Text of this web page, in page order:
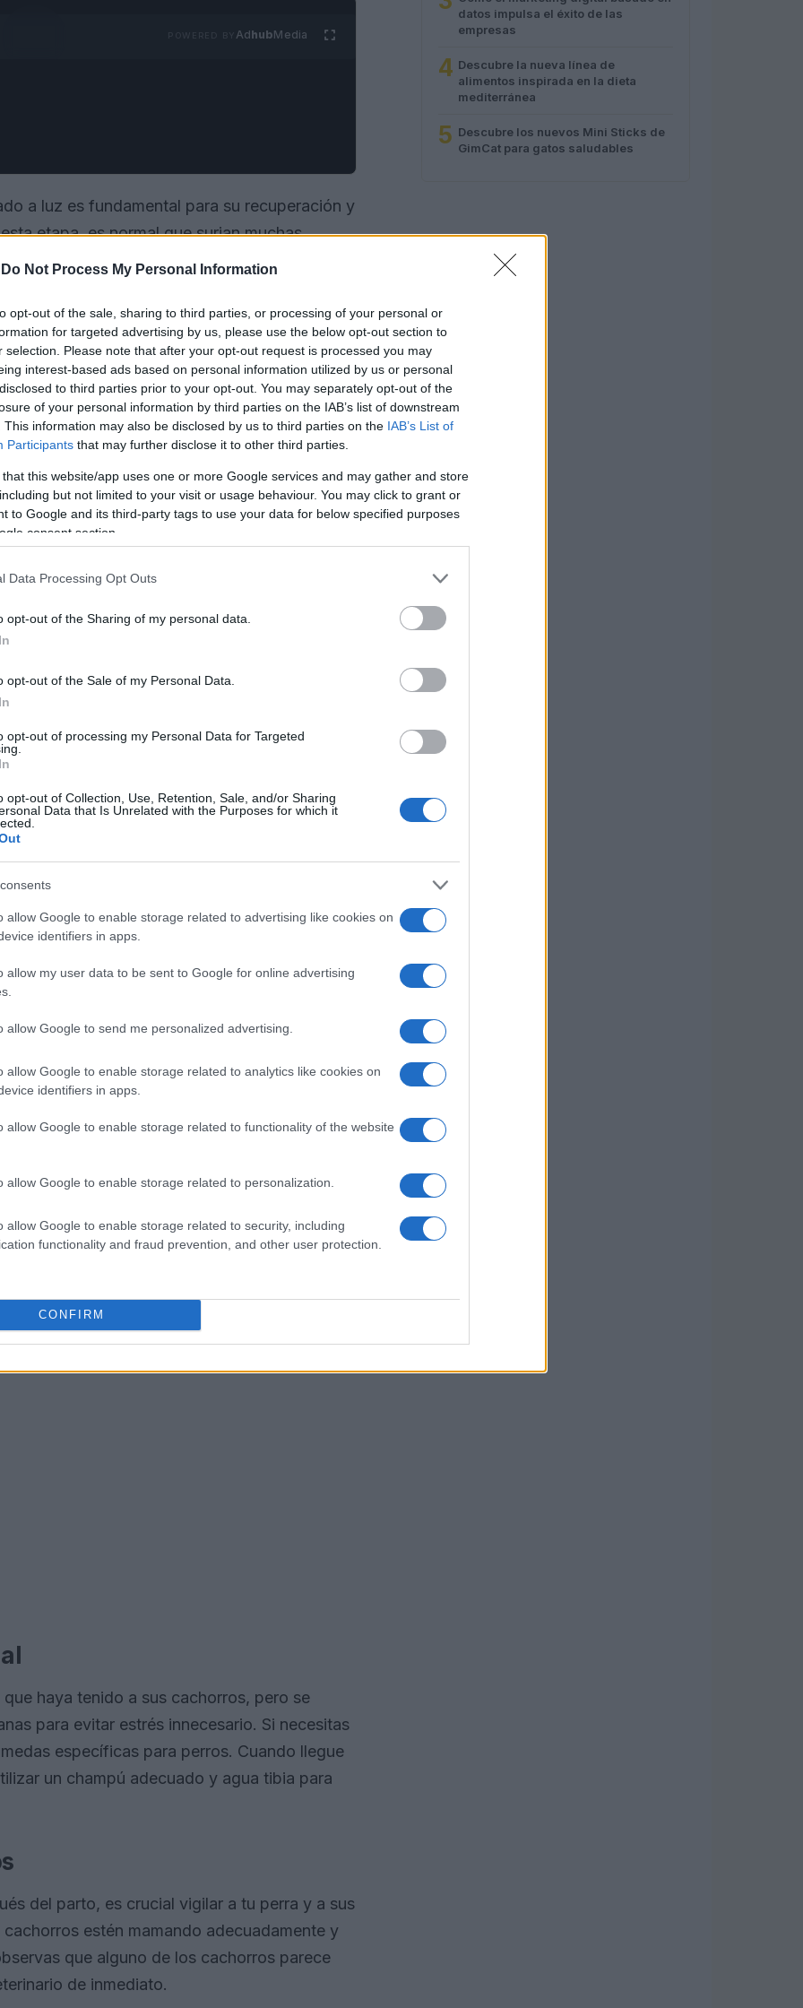
Do Not Process My Personal Information
opt-out of the sale, sharing to third parties, or processing of your personal or
for targeted advertising by us, please use the below opt-out section to
selection. Please note that after your opt-out request is processed you may
interest-based ads based on personal information utilized by us or personal
to third parties prior to your opt-out. You may separately opt-out of the
of your personal information by third parties on the IAB’s list of downstream
This information may also be disclosed by us to third parties on the IAB’s List of
Participants that may further disclose it to other third parties.
that this website/app uses one or more Google services and may gather and store
but not limited to your visit or usage behaviour. You may click to grant or
to Google and its third-party tags to use your data for below specified purposes
consent section.
Data Processing Opt Outs
opt-out of the Sharing of my personal data.
opt-out of the Sale of my Personal Data.
opt-out of processing my Personal Data for Targeted
opt-out of Collection, Use, Retention, Sale, and/or Sharing
Data that Is Unrelated with the Purposes for which it
allow Google to enable storage related to advertising like cookies on
identifiers in apps.
allow my user data to be sent to Google for online advertising
allow Google to send me personalized advertising.
allow Google to enable storage related to analytics like cookies on
identifiers in apps.
allow Google to enable storage related to functionality of the website
allow Google to enable storage related to personalization.
allow Google to enable storage related to security, including
functionality and fraud prevention, and other user protection.
CONFIRM
AdhubMedia
a luz es fundamental para su recuperación y
etapa, es normal que surjan muchas
a adaptarse a su nueva situación. Aquí te
que necesita tu perra tras el parto.
adecuada
dieta equilibrada y nutritiva para recuperar
Es recomendable optar por un pienso
para perras lactantes, ya que contiene los
Además, es aconsejable dividir su ración
la digestión y asegurar que reciba
intenso inmediatamente después de dar
es que solo salga para hacer sus
si muestra signos de energía, puedes
Recuerda siempre observar su
cansada o incómoda.
emocional
de cuidar a sus cachorros pueden
Proporcionarle un ambiente tranquilo
Si notas que está muy agitada o
anormales o falta de apetito, es
descartar cualquier complicación.
haya tenido a sus cachorros, pero se
para evitar estrés innecesario. Si necesitas
específicas para perros. Cuando llegue
un champú adecuado y agua tibia para
del parto, es crucial vigilar a tu perra y a sus
estén mamando adecuadamente y
que alguno de los cachorros parece
de inmediato.
datos impulsa el éxito de las
empresas
4 Descubre la nueva línea de
alimentos inspirada en la dieta
mediterránea
5 Descubre los nuevos Mini Sticks de
GimCat para gatos saludables